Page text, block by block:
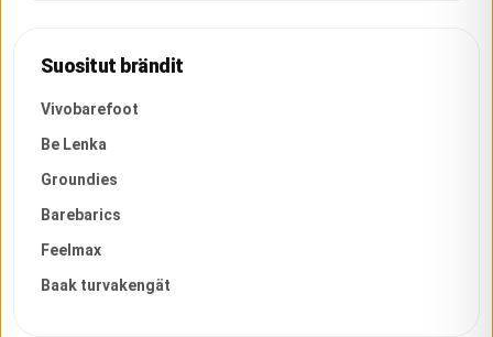
Suositut brändit
Vivobarefoot
Be Lenka
Groundies
Barebarics
Feelmax
Baak turvakengät